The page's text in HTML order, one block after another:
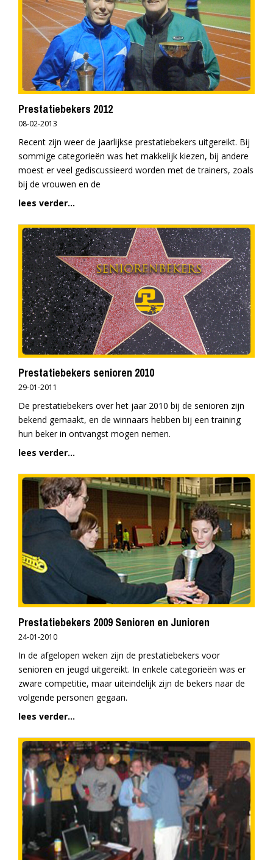
Prestatiebekers 2012
08-02-2013
Recent zijn weer de jaarlijkse prestatiebekers uitgereikt. Bij
sommige categorieën was het makkelijk kiezen, bij andere
moest er veel gediscussieerd worden met de trainers, zoals
bij de vrouwen en de
lees verder...
Prestatiebekers senioren 2010
29-01-2011
De prestatiebekers over het jaar 2010 bij de senioren zijn
bekend gemaakt, en de winnaars hebben bij een training
hun beker in ontvangst mogen nemen.
lees verder...
Prestatiebekers 2009 Senioren en Junioren
24-01-2010
In de afgelopen weken zijn de prestatiebekers voor
senioren en jeugd uitgereikt. In enkele categorieën was er
zware competitie, maar uiteindelijk zijn de bekers naar de
volgende personen gegaan.
lees verder...